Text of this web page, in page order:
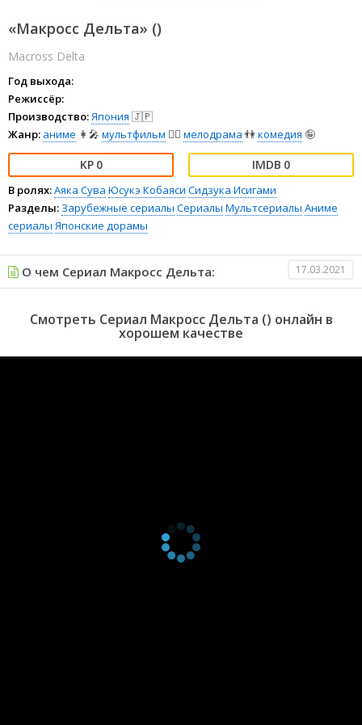
«Макросс Дельта» ()
Macross Delta
Год выхода:
Режиссёр:
Производство:Япония 🇯🇵
Жанр: аниме 👩‍🎤 мультфильм 🧚‍♀️ мелодрама 👫комедия 🤪
0 0
В ролях:Аяка Сува Юсукэ Кобаяси Сидзука Исигами
Разделы: Зарубежные сериалы Сериалы Мультсериалы Аниме
сериалы Японские дорамы
О чем Сериал Макросс Дельта: 17.03.2021
Смотреть Сериал Макросс Дельта () онлайн в
хорошем качестве